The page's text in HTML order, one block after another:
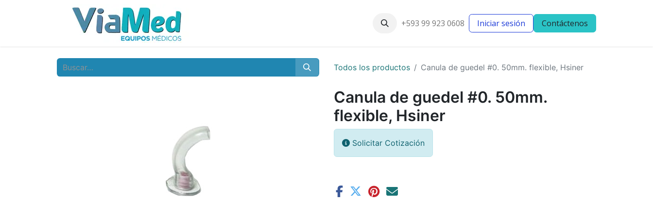
Nuestros clientes Blog
+593 99 923 0608 Iniciar sesión Contáctenos
Todos los productos Canula de guedel #0. 50mm. flexible, Hsiner
Canula de guedel #0. 50mm.
flexible, Hsiner
Solicitar Cotización